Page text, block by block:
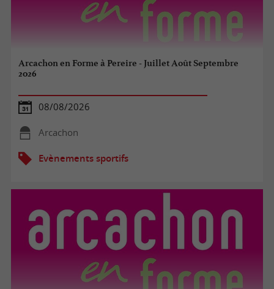
Arcachon en Forme à Pereire - Juillet Août Septembre
2026
08/08/2026
Arcachon
Evènements sportifs